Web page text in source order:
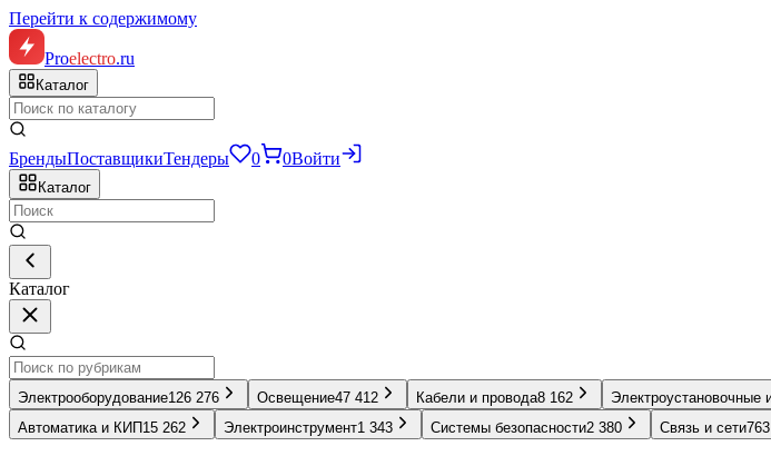
Перейти к содержимому
Proelectro.ru
Каталог
БрендыПоставщикиТендеры 0 0Войти
Каталог
Каталог
Электрооборудование126 276 Освещение47 412 Кабели и провода8 162 Электроустановочные
Автоматика и КИП 15 262 Электроинструмент1 343 Системы безопасности2 380 Связь и сети763